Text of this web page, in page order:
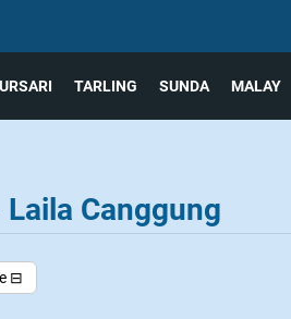
TARLING SUNDA MALAY
Canggung